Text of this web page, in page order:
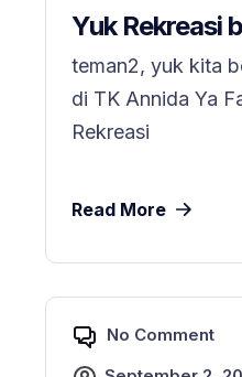
Yuk Rekreasi
teman2, yuk kita
di TK Annida Ya
Rekreasi
Read More
No Comment